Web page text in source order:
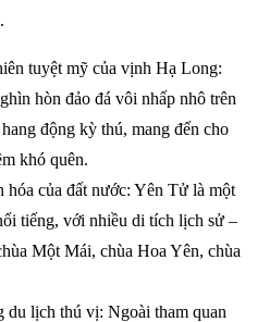
tuyệt mỹ của vịnh Hạ Long:
hòn đảo đá vôi nhấp nhô trên
động kỳ thú, mang đến cho
khó quên.
của đất nước: Yên Tử là một
tiếng, với nhiều di tích lịch sử –
Một Mái, chùa Hoa Yên, chùa
du lịch thú vị: Ngoài tham quan